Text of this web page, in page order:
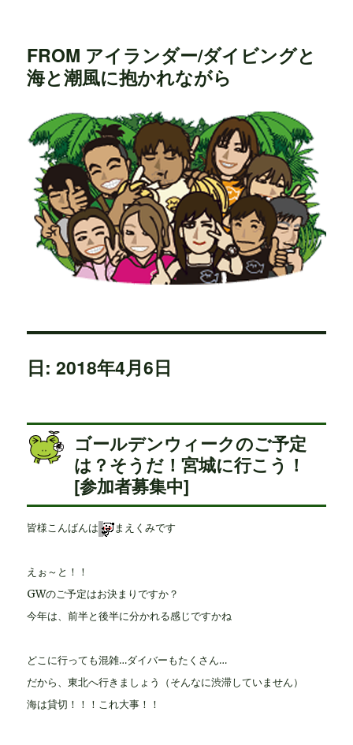
FROM アイランダー/ダイビングと
海と潮風に抱かれながら
日: 2018年4月6日
ゴールデンウィークのご予定
は？そうだ！宮城に行こう！
[参加者募集中]
皆様こんばんは まえくみです
えぉ～と！！
GWのご予定はお決まりですか？
今年は、前半と後半に分かれる感じですかね
どこに行っても混雑…ダイバーもたくさん…
だから、東北へ行きましょう（そんなに渋滞していません）
海は貸切！！！これ大事！！